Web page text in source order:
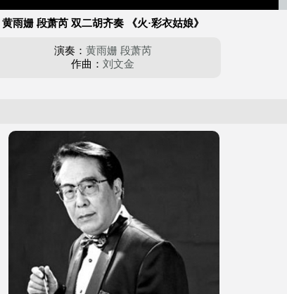
黄雨姗 段萧芮 双二胡齐奏 《火·彩衣姑娘》
演奏： 黄雨姗 段萧芮
作曲： 刘文金